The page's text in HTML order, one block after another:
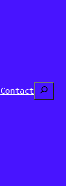
Contact Search